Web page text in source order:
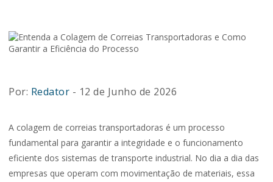
Por: Redator - 12 de Junho de 2026
A colagem de correias transportadoras é um processo
fundamental para garantir a integridade e o funcionamento
eficiente dos sistemas de transporte industrial. No dia a dia das
empresas que operam com movimentação de materiais, essa